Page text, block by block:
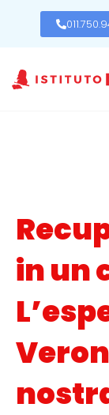
in un